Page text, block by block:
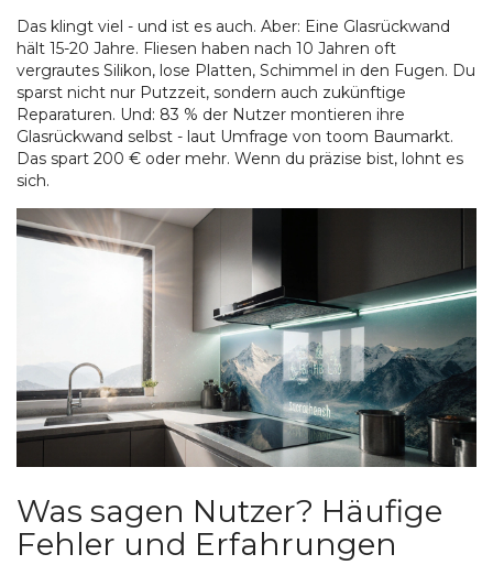
Das klingt viel - und ist es auch. Aber: Eine Glasrückwand
hält 15-20 Jahre. Fliesen haben nach 10 Jahren oft
vergrautes Silikon, lose Platten, Schimmel in den Fugen. Du
sparst nicht nur Putzzeit, sondern auch zukünftige
Reparaturen. Und: 83 % der Nutzer montieren ihre
Glasrückwand selbst - laut Umfrage von toom Baumarkt.
Das spart 200 € oder mehr. Wenn du präzise bist, lohnt es
sich.
Was sagen Nutzer? Häufige
Fehler und Erfahrungen